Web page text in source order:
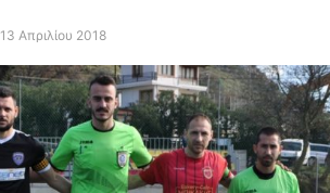
13 Απριλίου 2018